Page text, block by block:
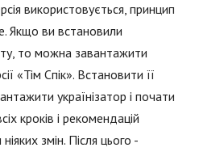
використовується, принцип
Якщо ви встановили
то можна завантажити
«Тім Спік». Встановити її
українізатор і почати
кроків і рекомендацій
змін. Після цього -